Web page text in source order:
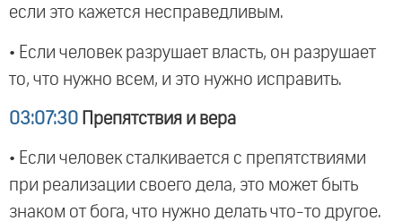
если это кажется несправедливым.
• Если человек разрушает власть, он разрушает
то, что нужно всем, и это нужно исправить.
03:07:30 Препятствия и вера
• Если человек сталкивается с препятствиями
при реализации своего дела, это может быть
знаком от бога, что нужно делать что-то другое.